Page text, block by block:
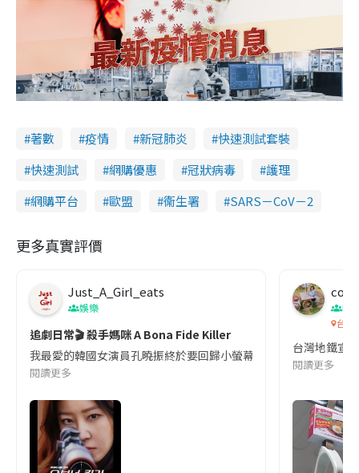
著數 疫情 新冠肺炎
快速測試套裝
快速測試
網購優惠 冠狀病毒
護理
網購平台
歐盟 衞生署 SARS－CoV－2
更多真實評價
Just_A_Girl_eats
娛樂
追劇日常🎬 殺手媽咪 A Bona Fide Killer
我最愛的韓國女演員孔曉振終於要回歸小螢幕啦!這次的劇本改編
閱讀更多
co
吹
台灣
台灣地鐵宣
閱讀更多